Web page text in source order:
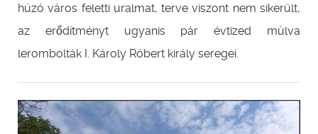
húzó város feletti uralmat, terve viszont nem sikerült,
az erődítményt ugyanis pár évtized múlva
lerombolták I. Károly Róbert király seregei.